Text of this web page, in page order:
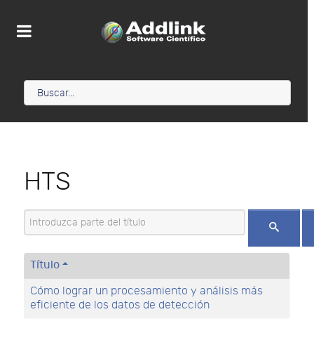
HTS
Introduzca parte del título
Título
Cómo lograr un procesamiento y análisis más
eficiente de los datos de detección